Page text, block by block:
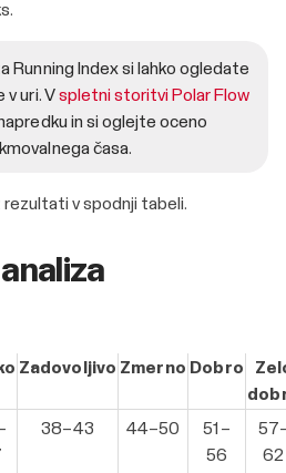
Running Index si lahko ogledate
v uri. Vspletni storitvi Polar Flow
in si oglejte oceno
časa.
v spodnji tabeli.
Zadovoljivo Zmerno Dobro
38–43 44–50
51–
56
62